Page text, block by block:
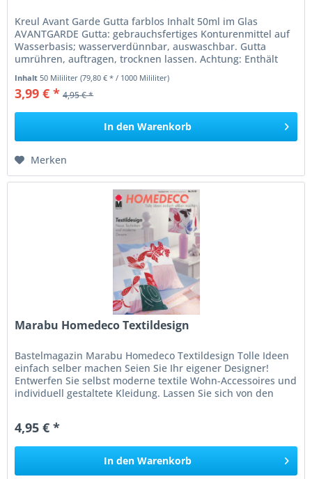
Kreul Avant Garde Gutta farblos Inhalt 50ml im Glas
AVANTGARDE Gutta: gebrauchsfertiges Konturenmittel auf
Wasserbasis; wasserverdünnbar, auswaschbar. Gutta
umrühren, auftragen, trocknen lassen. Achtung: Enthält
Inhalt 50 Mililiter(79,80 € * / 1000 Mililiter)
3,99 € * 4,95 € *
In den Warenkorb
Merken
Marabu Homedeco Textildesign
Bastelmagazin Marabu Homedeco Textildesign Tolle Ideen
einfach selber machen Seien Sie Ihr eigener Designer!
Entwerfen Sie selbst moderne textile Wohn-Accessoires und
individuell gestaltete Kleidung. Lassen Sie sich von den
4,95 € *
In den Warenkorb